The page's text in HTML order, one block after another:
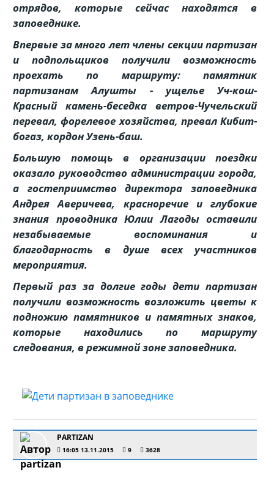
отрядов, которые сейчас находятся в
заповеднике.
Впервые за много лет члены секции партизан
и подпольщиков получили возможность
проехать по маршруту: памятник
партизанам Алушты - ущелье Уч-кош-
Красный камень-беседка ветров-Чучельский
перевал, форелевое хозяйства, превал Кибит-
богаз, кордон Узень-баш.
Большую помощь в организации поездки
оказало руководство администрации города,
а гостеприимство директора заповедника
Андрея Аверичева, красноречие и глубокие
знания проводника Юлии Лагоды оставили
незабываемые воспоминания и
благодарность в душе всех участников
мероприятия.
Первый раз за долгие годы дети партизан
получили возможность возложить цветы к
подножию памятников и памятных знаков,
которые находились по маршруту
следования, в режимной зоне заповедника.
PARTIZAN
16:05 13.11.2015 9 3628